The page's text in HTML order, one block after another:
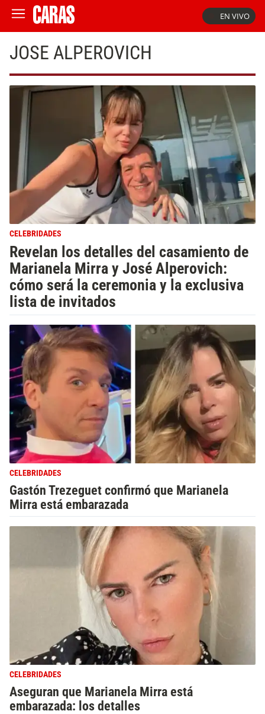
EN VIVO
JOSE ALPEROVICH
CELEBRIDADES
Revelan los detalles del casamiento de
Marianela Mirra y José Alperovich:
cómo será la ceremonia y la exclusiva
lista de invitados
CELEBRIDADES
Gastón Trezeguet confirmó que Marianela
Mirra está embarazada
CELEBRIDADES
Aseguran que Marianela Mirra está
embarazada: los detalles